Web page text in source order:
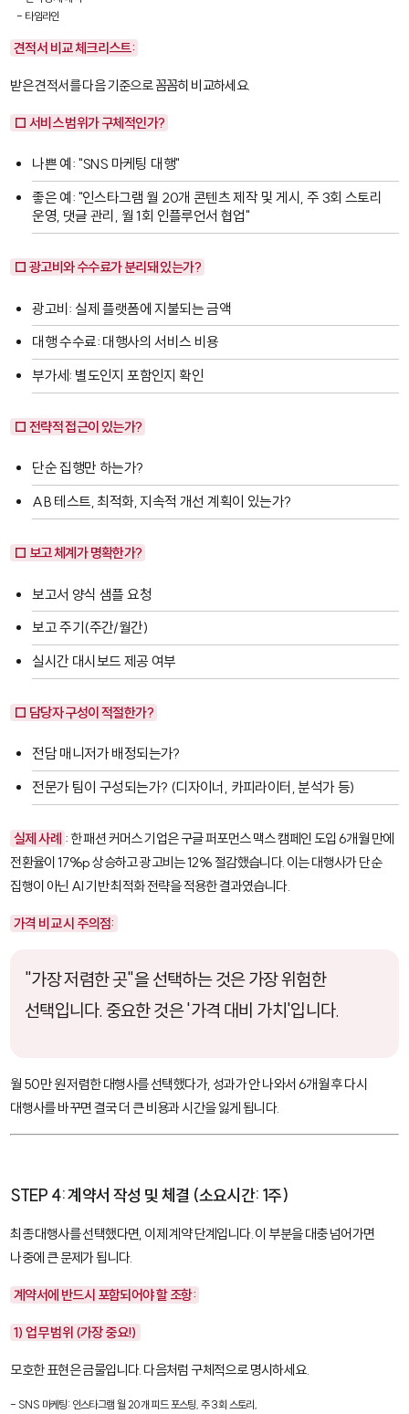
   - 타임라인
견적서 비교 체크리스트:
받은 견적서를 다음 기준으로 꼼꼼히 비교하세요.
□ 서비스 범위가 구체적인가?
나쁜 예: "SNS 마케팅 대행"
좋은 예: "인스타그램 월 20개 콘텐츠 제작 및 게시, 주 3회 스토리
운영, 댓글 관리, 월 1회 인플루언서 협업"
□ 광고비와 수수료가 분리돼 있는가?
광고비: 실제 플랫폼에 지불되는 금액
대행 수수료: 대행사의 서비스 비용
부가세: 별도인지 포함인지 확인
□ 전략적 접근이 있는가?
단순 집행만 하는가?
AB 테스트, 최적화, 지속적 개선 계획이 있는가?
□ 보고 체계가 명확한가?
보고서 양식 샘플 요청
보고 주기(주간/월간)
실시간 대시보드 제공 여부
□ 담당자 구성이 적절한가?
전담 매니저가 배정되는가?
전문가 팀이 구성되는가? (디자이너, 카피라이터, 분석가 등)
실제 사례 : 한 패션 커머스 기업은 구글 퍼포먼스 맥스 캠페인 도입 6개월 만에
전환율이 17%p 상승하고 광고비는 12% 절감했습니다. 이는 대행사가 단순
집행이 아닌 AI 기반 최적화 전략을 적용한 결과였습니다.
가격 비교 시 주의점:
"가장 저렴한 곳"을 선택하는 것은 가장 위험한
선택입니다. 중요한 것은 '가격 대비 가치'입니다.
월 50만 원 저렴한 대행사를 선택했다가, 성과가 안 나와서 6개월 후 다시
대행사를 바꾸면 결국 더 큰 비용과 시간을 잃게 됩니다.
STEP 4: 계약서 작성 및 체결 (소요시간: 1주)
최종 대행사를 선택했다면, 이제 계약 단계입니다. 이 부분을 대충 넘어가면
나중에 큰 문제가 됩니다.
계약서에 반드시 포함되어야 할 조항:
1) 업무 범위 (가장 중요!)
모호한 표현은 금물입니다. 다음처럼 구체적으로 명시하세요.
- SNS 마케팅: 인스타그램 월 20개 피드 포스팅, 주 3회 스토리,